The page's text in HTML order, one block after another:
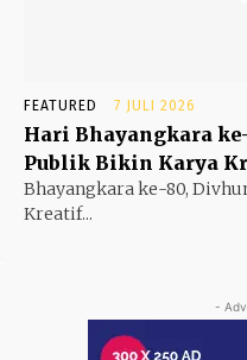
FEATURED 7 JULI 2026
Hari Bhayangkara
Publik Bikin Karya
Bhayangkara ke-80,
Kreatif...
-